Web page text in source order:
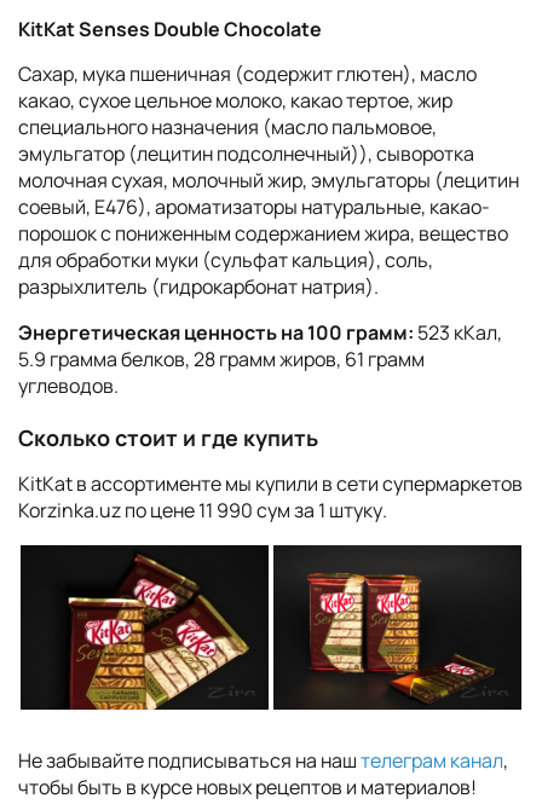
KitKat Senses Double Chocolate
Сахар, мука пшеничная (содержит глютен), масло
какао, сухое цельное молоко, какао тертое, жир
специального назначения (масло пальмовое,
эмульгатор (лецитин подсолнечный)), сыворотка
молочная сухая, молочный жир, эмульгаторы (лецитин
соевый, Е476), ароматизаторы натуральные, какао-
порошок с пониженным содержанием жира, вещество
для обработки муки (сульфат кальция), соль,
разрыхлитель (гидрокарбонат натрия).
Энергетическая ценность на 100 грамм: 523 кКал,
5.9 грамма белков, 28 грамм жиров, 61 грамм
углеводов.
Сколько стоит и где купить
KitKat в ассортименте мы купили в сети супермаркетов
Korzinka.uz по цене 11 990 сум за 1 штуку.
Не забывайте подписываться на наштелеграм канал,
чтобы быть в курсе новых рецептов и материалов!